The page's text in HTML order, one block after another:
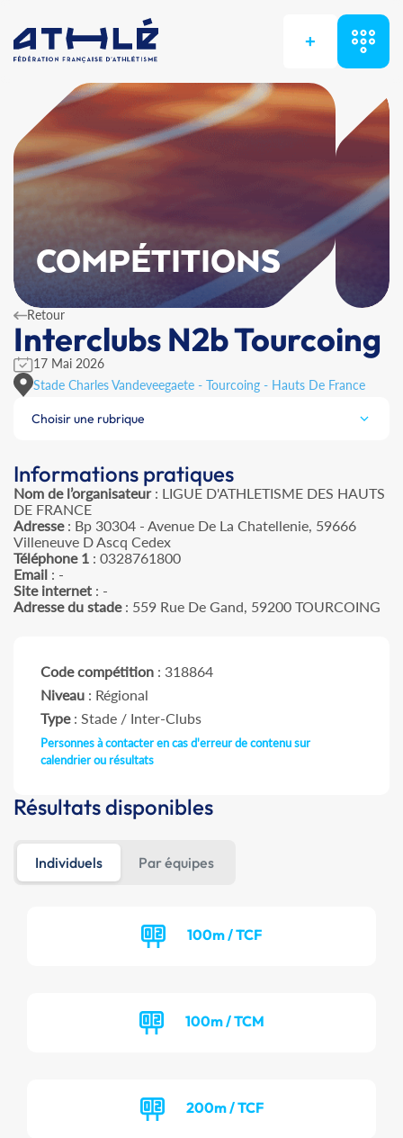
+
COMPÉTITIONS
Retour
Interclubs N2b Tourcoing
17 Mai 2026
Stade Charles Vandeveegaete - Tourcoing - Hauts De France
Choisir une rubrique
Informations pratiques
Nom de l’organisateur: LIGUE D'ATHLETISME DES HAUTS
DE FRANCE
Adresse: Bp 30304 - Avenue De La Chatellenie, 59666
Villeneuve D Ascq Cedex
Téléphone 1 : 0328761800
Email : -
Site internet : -
Adresse du stade: 559 Rue De Gand, 59200 TOURCOING
Code compétition : 318864
Niveau : Régional
Type: Stade / Inter-Clubs
Personnes à contacter en cas d'erreur de contenu sur
calendrier ou résultats
Résultats disponibles
Individuels Par équipes
100m / TCF
100m / TCM
200m / TCF